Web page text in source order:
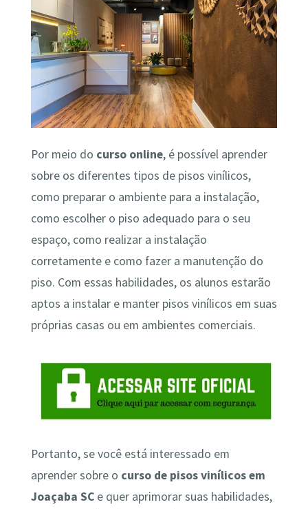
Por meio do curso online, é possível aprender
sobre os diferentes tipos de pisos vinílicos,
como preparar o ambiente para a instalação,
como escolher o piso adequado para o seu
espaço, como realizar a instalação
corretamente e como fazer a manutenção do
piso. Com essas habilidades, os alunos estarão
aptos a instalar e manter pisos vinílicos em suas
próprias casas ou em ambientes comerciais.
Portanto, se você está interessado em
aprender sobre o curso de pisos vinílicos em
Joaçaba SCe quer aprimorar suas habilidades,